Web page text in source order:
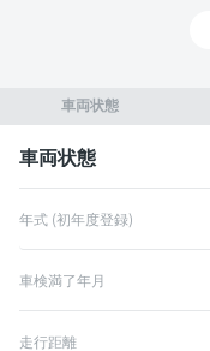
車両状態
車両状態
年式 (初年度登録)
車検満了年月
走行距離